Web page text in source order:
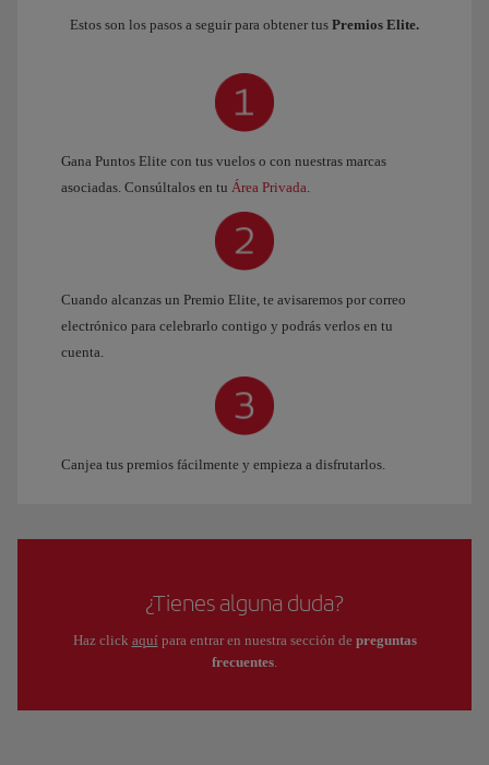
Estos son los pasos a seguir para obtener tus Premios Elite.
Gana Puntos Elite con tus vuelos o con nuestras marcas
asociadas. Consúltalos en tu Área Privada
Cuando alcanzas un Premio Elite, te avisaremos por correo
electrónico para celebrarlo contigo y podrás verlos en tu
cuenta.
Canjea tus premios fácilmente y empieza a disfrutarlos.
¿Tienes alguna duda?
Haz click aquípara entrar en nuestra sección de preguntas
frecuentes